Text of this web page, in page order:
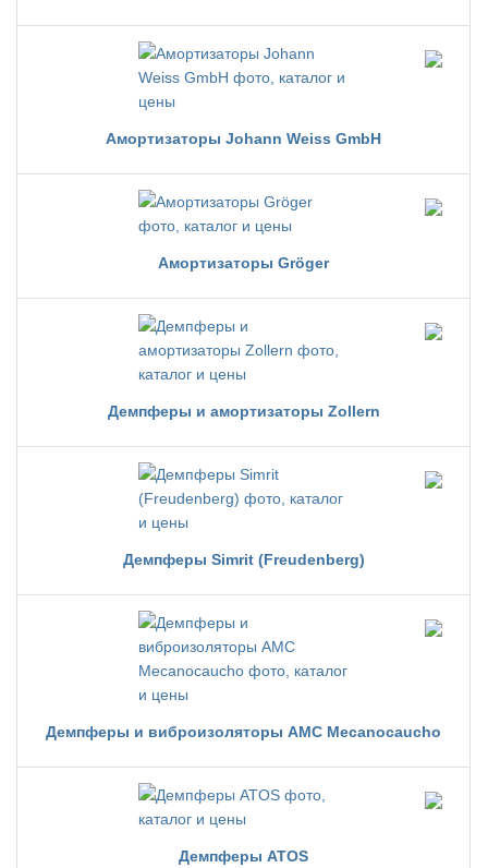
Амортизаторы Johann Weiss GmbH
Амортизаторы Gröger
Демпферы и амортизаторы Zollern
Демпферы Simrit (Freudenberg)
Демпферы и виброизоляторы AMC Mecanocaucho
Демпферы ATOS